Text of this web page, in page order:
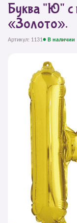
Буква "Ю"
«Золото».
Артикул: 1131● В наличии